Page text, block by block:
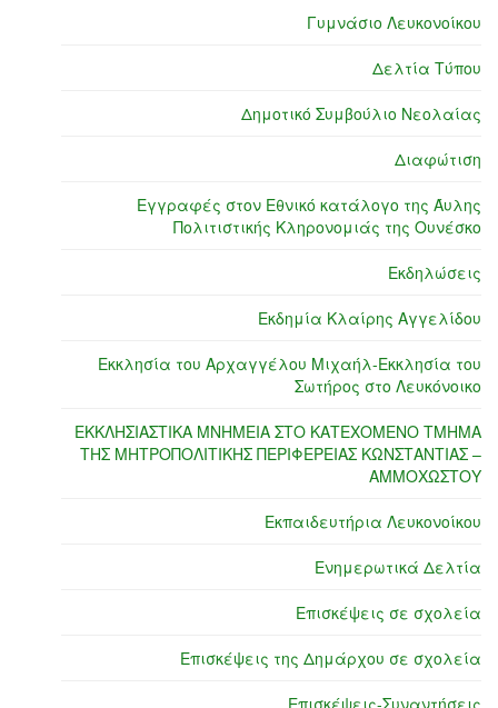
Γυμνάσιο Λευκονοίκου
Δελτία Τύπου
Δημοτικό Συμβούλιο Νεολαίας
Διαφώτιση
Εγγραφές στον Εθνικό κατάλογο της Άυλης
Πολιτιστικής Κληρονομιάς της Ουνέσκο
Εκδηλώσεις
Εκδημία Κλαίρης Αγγελίδου
Εκκλησία του Αρχαγγέλου Μιχαήλ-Εκκλησία του
Σωτήρος στο Λευκόνοικο
ΕΚΚΛΗΣΙΑΣΤΙΚΑ ΜΝΗΜΕΙΑ ΣΤΟ ΚΑΤΕΧΟΜΕΝΟ ΤΜΗΜΑ
ΤΗΣ ΜΗΤΡΟΠΟΛΙΤΙΚΗΣ ΠΕΡΙΦΕΡΕΙΑΣ ΚΩΝΣΤΑΝΤΙΑΣ –
ΑΜΜΟΧΩΣΤΟΥ
Εκπαιδευτήρια Λευκονοίκου
Ενημερωτικά Δελτία
Επισκέψεις σε σχολεία
Επισκέψεις της Δημάρχου σε σχολεία